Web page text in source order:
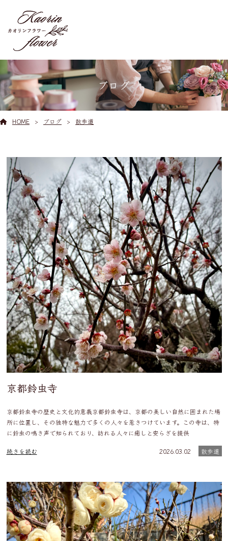
ブログ
HOME ブログ 散歩道
京都鈴虫寺
京都鈴虫寺の歴史と文化的意義京都鈴虫寺は、京都の美しい自然に囲まれた場
所に位置し、その独特な魅力で多くの人々を惹きつけています。この寺は、特
に鈴虫の鳴き声で知られており、訪れる人々に癒しと安らぎを提供
続きを読む 2026.03.02 散歩道